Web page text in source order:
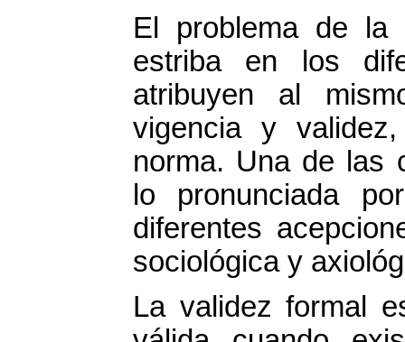
El problema de la
estriba en los
atribuyen al
vigencia y
norma. Una de las
lo pronunciada
diferentes
sociológica y
La validez formal